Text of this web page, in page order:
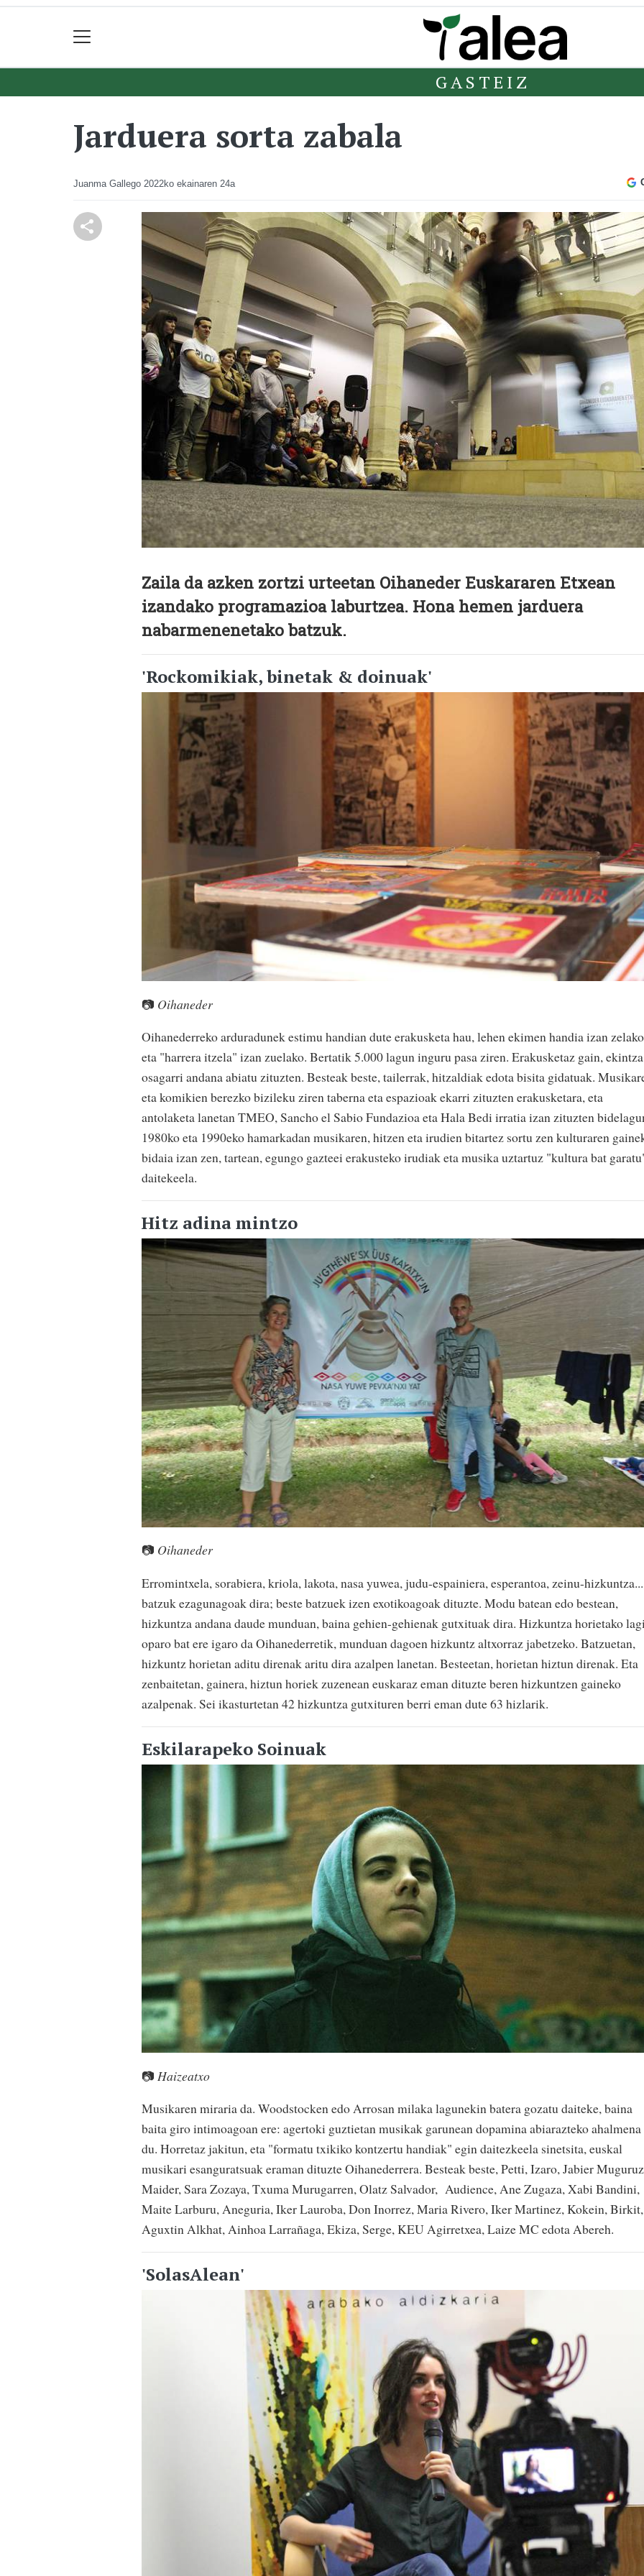
GASTEIZ
Jarduera sorta zabala
Juanma Gallego 2022ko ekainaren 24a
Zaila da azken zortzi urteetan Oihaneder Euskararen Etxean
izandako programazioa laburtzea. Hona hemen jarduera
nabarmenenetako batzuk.
'Rockomikiak, binetak & doinuak'
📷 Oihaneder
Oihanederreko arduradunek estimu handian dute erakusketa hau, lehen ekimen handia izan
eta "harrera itzela" izan zuelako. Bertatik 5.000 lagun inguru pasa ziren. Erakusketaz gain, ekintza
osagarri andana abiatu zituzten. Besteak beste, tailerrak, hitzaldiak edota bisita gidatuak.
eta komikien berezko bizileku ziren taberna eta espazioak ekarri zituzten erakusketara, eta
antolaketa lanetan TMEO, Sancho el Sabio Fundazioa eta Hala Bedi irratia izan zituzten
1980ko eta 1990eko hamarkadan musikaren, hitzen eta irudien bitartez sortu zen kulturaren
bidaia izan zen, tartean, egungo gazteei erakusteko irudiak eta musika uztartuz "kultura bat
daitekeela.
Hitz adina mintzo
📷 Oihaneder
Erromintxela, sorabiera, kriola, lakota, nasa yuwea, judu-espainiera, esperantoa, zeinu-hizkuntza...
batzuk ezagunagoak dira; beste batzuek izen exotikoagoak dituzte. Modu batean edo bestean,
hizkuntza andana daude munduan, baina gehien-gehienak gutxituak dira. Hizkuntza horietako
oparo bat ere igaro da Oihanederretik, munduan dagoen hizkuntz altxorraz jabetzeko. Batzuetan,
hizkuntz horietan aditu direnak aritu dira azalpen lanetan. Besteetan, horietan hiztun direnak. Eta
zenbaitetan, gainera, hiztun horiek zuzenean euskaraz eman dituzte beren hizkuntzen gaineko
azalpenak. Sei ikasturtetan 42 hizkuntza gutxituren berri eman dute 63 hizlarik.
Eskilarapeko Soinuak
📷 Haizeatxo
Musikaren miraria da. Woodstocken edo Arrosan milaka lagunekin batera gozatu daiteke, baina
baita giro intimoagoan ere: agertoki guztietan musikak garunean dopamina abiarazteko ahalmena
du. Horretaz jakitun, eta "formatu txikiko kontzertu handiak" egin daitezkeela sinetsita, euskal
musikari esanguratsuak eraman dituzte Oihanederrera. Besteak beste, Petti, Izaro, Jabier
Maider, Sara Zozaya, Txuma Murugarren, Olatz Salvador, Audience, Ane Zugaza, Xabi Bandini,
Maite Larburu, Aneguria, Iker Lauroba, Don Inorrez, Maria Rivero, Iker Martinez, Kokein, Birkit,
Aguxtin Alkhat, Ainhoa Larrañaga, Ekiza, Serge, KEU Agirretxea, Laize MC edota Abereh.
'SolasAlean'